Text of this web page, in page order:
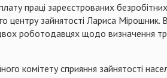
праці зареєстрованих
центру зайнятості Лариса
роботодавцях щодо визначення
комітету сприяння зайнятості